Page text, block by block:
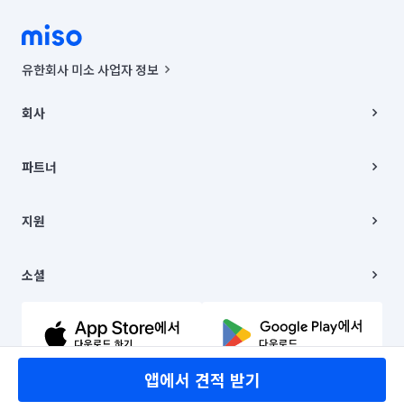
앱에서 견적 받기
유한회사 미소 사업자 정보
00019 |
주소 | 본사: 서울특별시 종로구 율곡로 6(중학동, 트윈트리빌딩) B동 5층
컨택센터 : 서울특별시 종로구 수송동 율곡로 24, 7층, 8층 미소
상품, 상품정보, 거래에 관한 의무와 책임은 거래당사자에게 있습니다.
언론 보도 관련 문의:
© 유한회사 미소. Miso, Inc. All Rights Reserved.
회사
채용
파트너
이사
지원
이용약관
문의하기
소셜
유튜브